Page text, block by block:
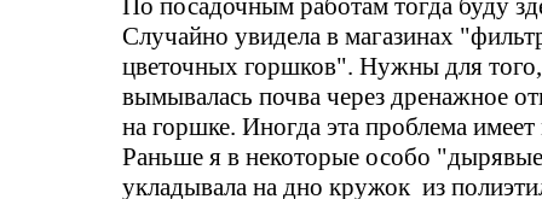
По посадочным работам тогда буду
Случайно увидела в магазинах
цветочных горшков". Нужны для
вымывалась почва через дренажное
на горшке. Иногда эта проблема
Раньше я в некоторые особо
укладывала на дно кружок из